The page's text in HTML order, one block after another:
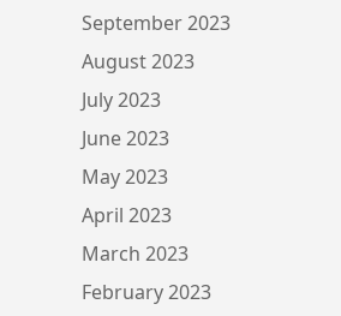
September 2023
August 2023
July 2023
June 2023
May 2023
April 2023
March 2023
February 2023